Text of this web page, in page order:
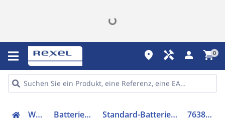
place handyman person shopping_cart0
Werkzeuge Batterien & Ladegeräte Standard-Batterie (nicht wiederaufladbar) 7638900329254